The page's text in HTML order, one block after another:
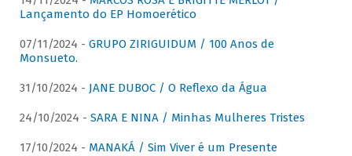
Lançamento do EP Homoerético
07/11/2024 - GRUPO ZIRIGUIDUM / 100 Anos de
Monsueto.
31/10/2024 - JANE DUBOC / O Reflexo da Água
24/10/2024 - SARA E NINA / Minhas Mulheres Tristes
17/10/2024 - MANAKÁ / Sim Viver é um Presente